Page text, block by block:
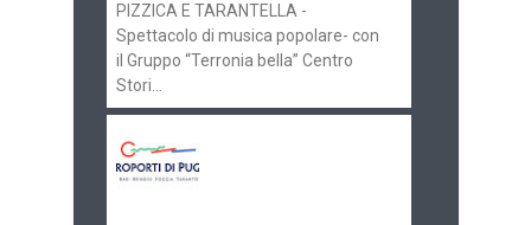
PIZZICA E TARANTELLA -
Spettacolo di musica popolare- con
il Gruppo “Terronia bella” Centro
Stori...